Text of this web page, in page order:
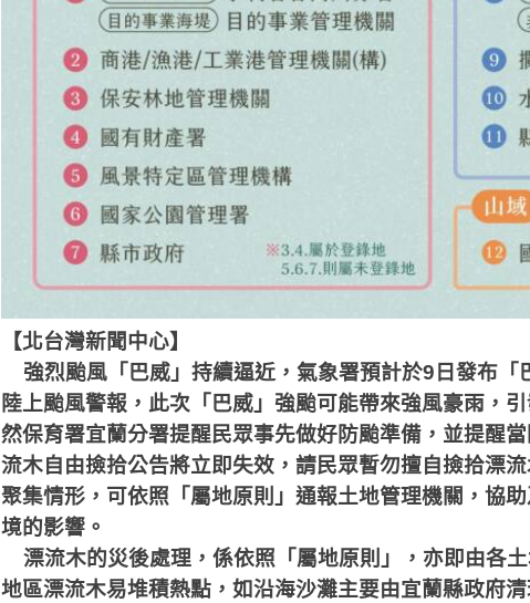
【北台灣新聞中心】
強烈颱風「巴威」持續逼近，氣象署預計於9 日發布「
陸上颱風警報，此次「巴威」強颱可能帶來強風豪雨，
然保育署宜蘭分署提醒民眾事先做好防颱準備，並提醒
流木自由撿拾公告將立即失效，請民眾暫勿擅自撿拾漂
聚集情形，可依照「屬地原則」通報土地管理機關，協
境的影響。
漂流木的災後處理，係依照「屬地原則」，亦即由各
地區漂流木易堆積熱點，如沿海沙灘主要由宜蘭縣政府